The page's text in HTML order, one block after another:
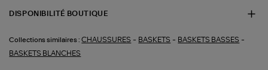
DISPONIBILITÉ BOUTIQUE
Collections similaires : CHAUSSURES - BASKETS - BASKETS BASSES -
BASKETS BLANCHES